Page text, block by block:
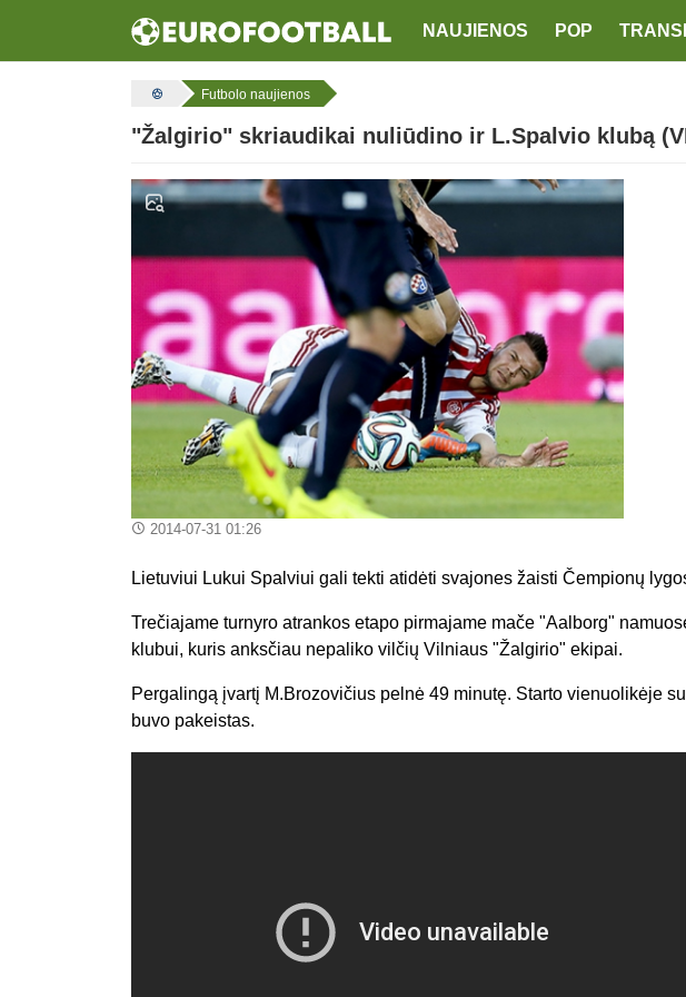
NAUJIENOS POP
Futbolo naujienos
"Žalgirio" skriaudikai nuliūdino ir L.Spalvio klubą
2014-07-31 01:26
Lietuviui Lukui Spalviui gali tekti atidėti svajones žaisti Čempionų
Trečiajame turnyro atrankos etapo pirmajame mače "Aalborg"
klubui, kuris anksčiau nepaliko vilčių Vilniaus "Žalgirio" ekipai.
Pergalingą įvartį M.Brozovičius pelnė 49 minutę. Starto vienuolikėje
buvo pakeistas.